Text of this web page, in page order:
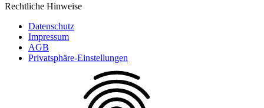
Rechtliche Hinweise
Datenschutz
Impressum
AGB
Privatsphäre-Einstellungen